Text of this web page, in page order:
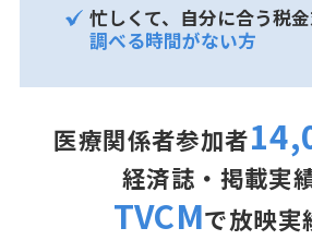
忙しくて、自分に合う税
調べる時間がない方
医療関係者参加者
経済誌・掲載実
TVCMで放映実